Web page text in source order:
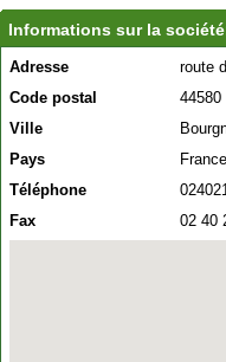
Informations sur la
Adresse
route
Code postal
44580
Ville
Pays
France
Téléphone
Fax
02 40